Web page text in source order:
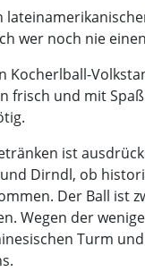
wer noch nie
und mit
ist
Dirndl, ob
Der Ball ist
Wegen der
Turm